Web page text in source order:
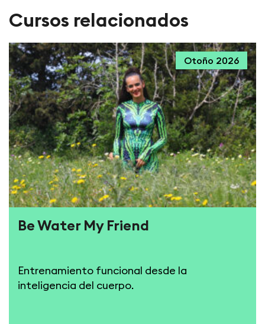
Cursos relacionados
Otoño 2026
Be Water My Friend
Entrenamiento funcional desde la
inteligencia del cuerpo.